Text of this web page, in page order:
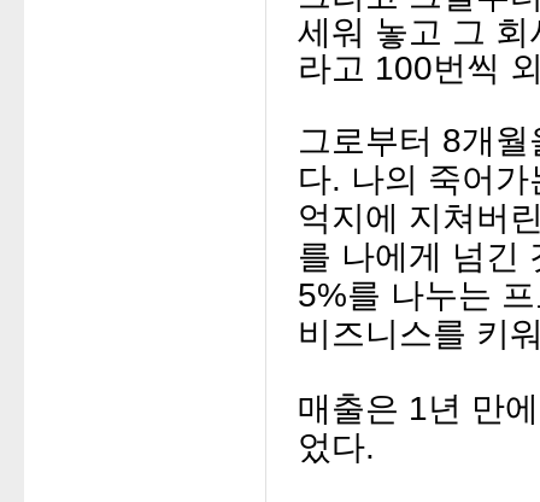
세워 놓고 그
라고 100번씩
그로부터 8개
다. 나의 죽어
억지에 지쳐버
를 나에게 넘긴
5%를 나누는
비즈니스를 키
매출은 1년 만
었다.